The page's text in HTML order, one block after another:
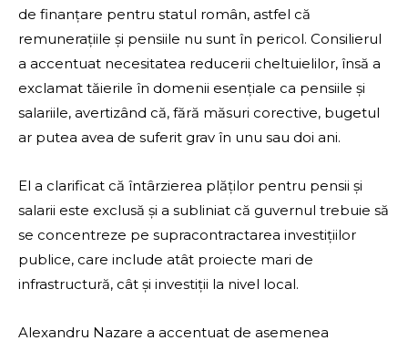
de finanțare pentru statul român, astfel că
remunerațiile și pensiile nu sunt în pericol. Consilierul
a accentuat necesitatea reducerii cheltuielilor, însă a
exclamat tăierile în domenii esențiale ca pensiile și
salariile, avertizând că, fără măsuri corective, bugetul
ar putea avea de suferit grav în unu sau doi ani.
El a clarificat că întârzierea plăților pentru pensii și
salarii este exclusă și a subliniat că guvernul trebuie să
se concentreze pe supracontractarea investițiilor
publice, care include atât proiecte mari de
infrastructură, cât și investiții la nivel local.
Alexandru Nazare a accentuat de asemenea